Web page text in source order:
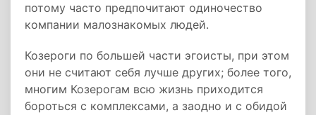
потому часто предпочитают одиночество
компании малознакомых людей.
Козероги по большей части эгоисты, при этом
они не считают себя лучше других; более того,
многим Козерогам всю жизнь приходится
бороться с комплексами, а заодно и с обидой